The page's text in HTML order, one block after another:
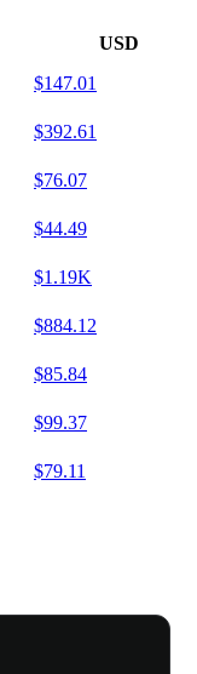
USD
$147.01
$392.61
$76.07
$44.49
$1.19K
$884.12
$85.84
$99.37
$79.11